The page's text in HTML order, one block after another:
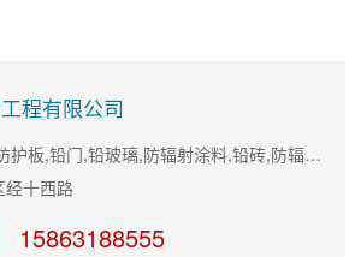
程有限公司
主营产品：铅板,复合防护板,铅门,铅玻璃,防辐射涂料,铅砖,防辐射门
经十西路
15863188555